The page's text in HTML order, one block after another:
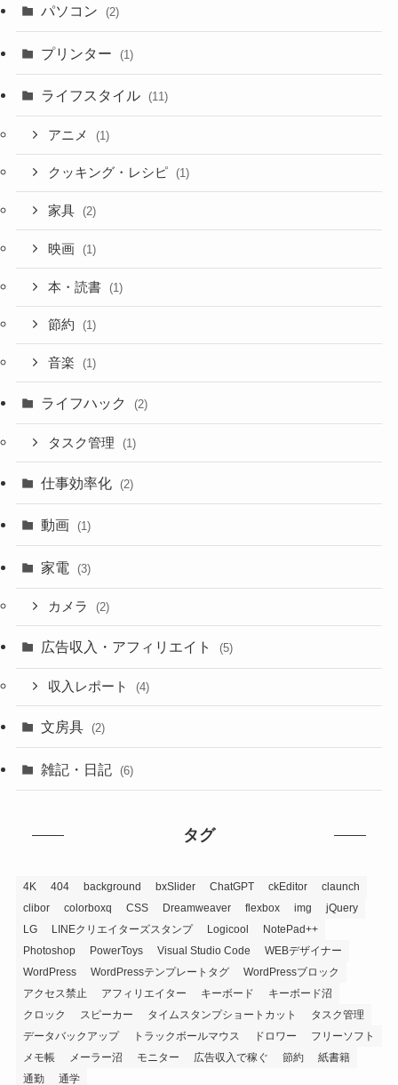
パソコン (2)
プリンター (1)
ライフスタイル (11)
アニメ (1)
クッキング・レシピ (1)
家具 (2)
映画 (1)
本・読書 (1)
節約 (1)
音楽 (1)
ライフハック (2)
タスク管理 (1)
仕事効率化 (2)
動画 (1)
家電 (3)
カメラ (2)
広告収入・アフィリエイト (5)
収入レポート (4)
文房具 (2)
雑記・日記 (6)
タグ
4K 404 background bxSlider ChatGPT ckEditor
claunch
clibor
colorboxq CSS Dreamweaver flexbox img
jQuery
LG
LINEクリエイターズスタンプ Logicool
NotePad++
Photoshop
PowerToys Visual Studio Code
WEBデザイナー
WordPress
WordPressテンプレートタグ
WordPressブロック
アクセス禁止
アフィリエイター キーボード
キーボード沼
クロック
スピーカー タイムスタンプショートカット
タスク管理
データバックアップ
トラックボールマウス ドロワー
フリーソフト
メモ帳
メーラー沼 モニター 広告収入で稼ぐ 節約
紙書籍
通勤
通学